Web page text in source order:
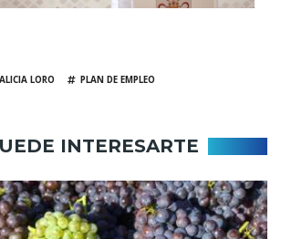
ALICIA LORO PLAN DE EMPLEO
INTERESARTE